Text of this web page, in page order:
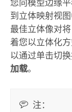
您向模型边缘
到立体映射视
最佳立体像对
着您以立体化
以通过单击切
加载。
注：